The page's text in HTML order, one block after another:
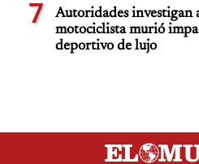
7
Autoridades investigan
motociclista murió
deportivo de lujo